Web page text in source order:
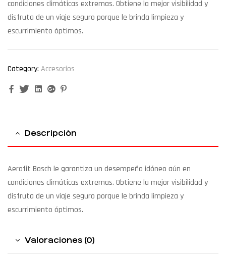
condiciones climáticas extremas. Obtiene la mejor visibilidad y
disfruta de un viaje seguro porque le brinda limpieza y
escurrimiento óptimos.
Category: Accesorios
FacebookTwitterLinkedinGoogle+
Descripción
Aerofit Bosch le garantiza un desempeño idóneo aún en
condiciones climáticas extremas. Obtiene la mejor visibilidad y
disfruta de un viaje seguro porque le brinda limpieza y
escurrimiento óptimos.
Valoraciones (0)